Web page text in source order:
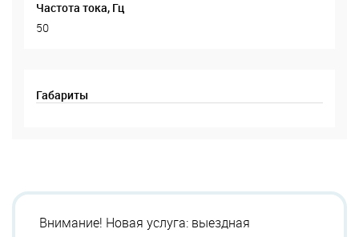
Частота тока, Гц
50
Габариты
Внимание! Новая услуга: выездная